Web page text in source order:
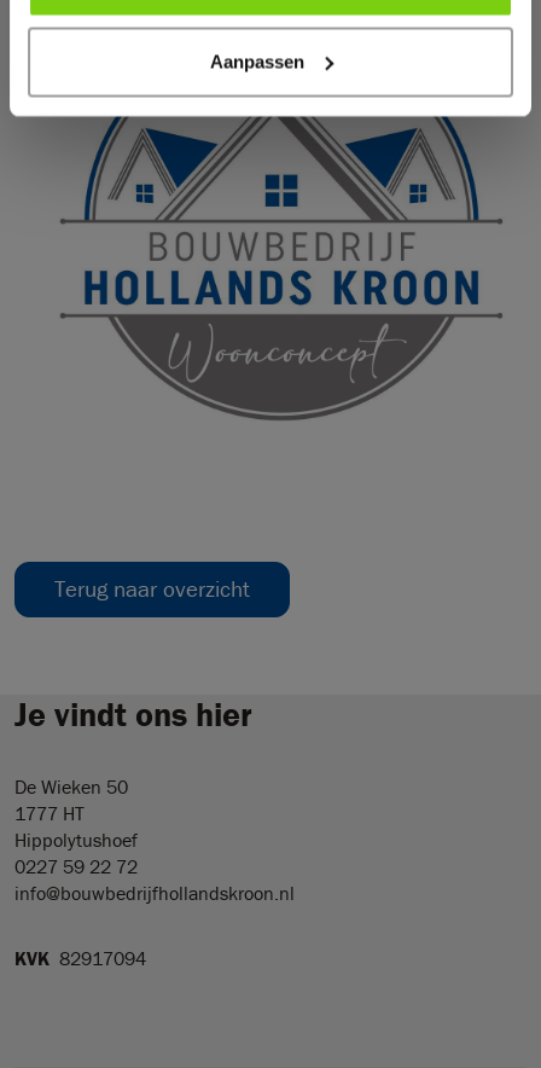
Aanpassen
Terug naar overzicht
Je vindt ons hier
De Wieken 50
1777 HT
Hippolytushoef
0227 59 22 72
info@bouwbedrijfhollandskroon.nl
KVK 82917094